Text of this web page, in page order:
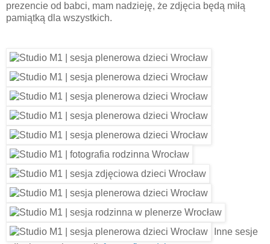
prezencie od babci, mam nadzieję, że zdjęcia będą miłą
pamiątką dla wszystkich.
Inne sesje